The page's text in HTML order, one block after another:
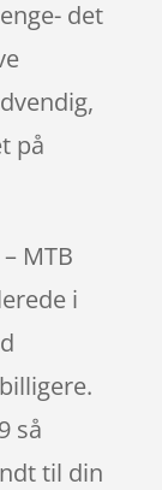
det
på
MTB
i
så
til din